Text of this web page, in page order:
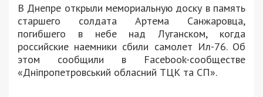
В Днепре открыли мемориальную доску в память
старшего солдата Артема Санжаровца,
погибшего в небе над Луганском, когда
российские наемники сбили самолет Ил-76. Об
этом сообщили в Facebook-сообществе
«Дніпропетровський обласний ТЦК та СП».